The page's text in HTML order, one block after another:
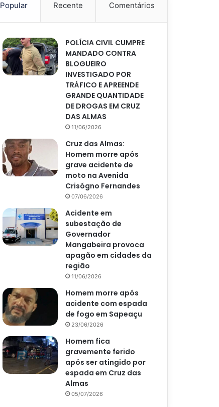
Popular Recente Comentários
POLÍCIA CIVIL CUMPRE
MANDADO CONTRA
BLOGUEIRO
INVESTIGADO POR
TRÁFICO E APREENDE
GRANDE QUANTIDADE
DE DROGAS EM CRUZ
DAS ALMAS
11/06/2026
Cruz das Almas:
Homem morre após
grave acidente de
moto na Avenida
Crisógno Fernandes
07/06/2026
Acidente em
subestação de
Governador
Mangabeira provoca
apagão em cidades da
região
11/06/2026
Homem morre após
acidente com espada
de fogo em Sapeaçu
23/06/2026
Homem fica
gravemente ferido
após ser atingido por
espada em Cruz das
Almas
05/07/2026